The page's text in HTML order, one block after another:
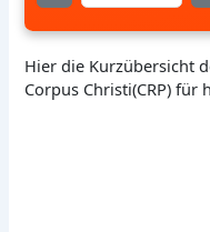
Hier die Kurzübersicht
Corpus Christi(CRP)